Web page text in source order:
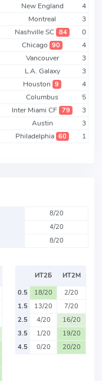
New England 4
Montreal 3
Nashville SC 84 0
Chicago 90 4
Vancouver 3
L.A. Galaxy 3
Houston 9 4
Columbus 5
Inter Miami CF 79 3
Austin 3
Philadelphia 60 1
8/20
4/20
8/20
ИТ2Б
ИТ2М
0.5
18/20
2/20
1.5
13/20
7/20
2.5
4/20
16/20
3.5
1/20
19/20
4.5
0/20 20/20